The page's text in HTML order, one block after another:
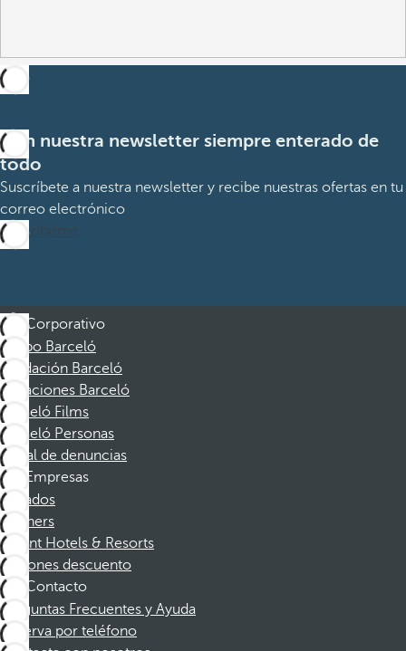
Con nuestra newsletter siempre enterado de
todo
Suscríbete a nuestra newsletter y recibe nuestras ofertas en tu
correo electrónico
Suscribirme
Corporativo
Grupo Barceló
Fundación Barceló
Vacaciones Barceló
Barceló Films
Barceló Personas
Canal de denuncias
Empresas
Afiliados
Partners
Dorint Hotels & Resorts
Cupones descuento
Contacto
Preguntas Frecuentes y Ayuda
Reserva por teléfono